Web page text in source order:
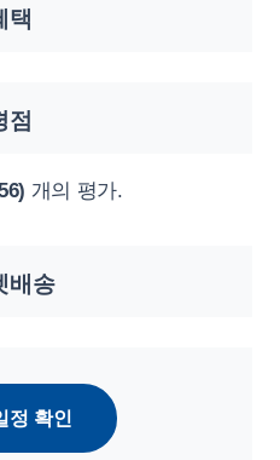
택
점
개의 평가.
배송
정 확인